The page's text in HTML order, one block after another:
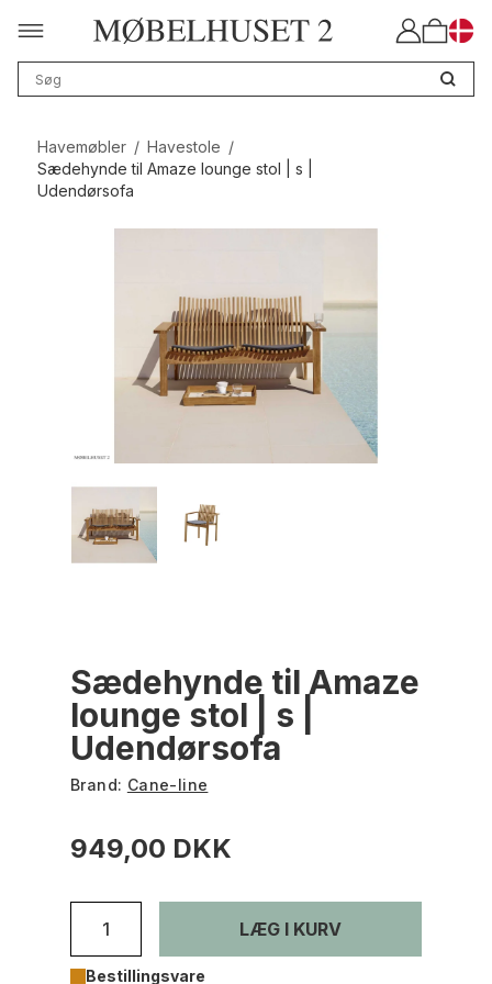
Havemøbler / Havestole /
Sædehynde til Amaze lounge stol | s |
Udendørsofa
Sædehynde til Amaze
lounge stol | s |
Udendørsofa
Brand: Cane-line
949,00 DKK
LÆG I KURV
Bestillingsvare